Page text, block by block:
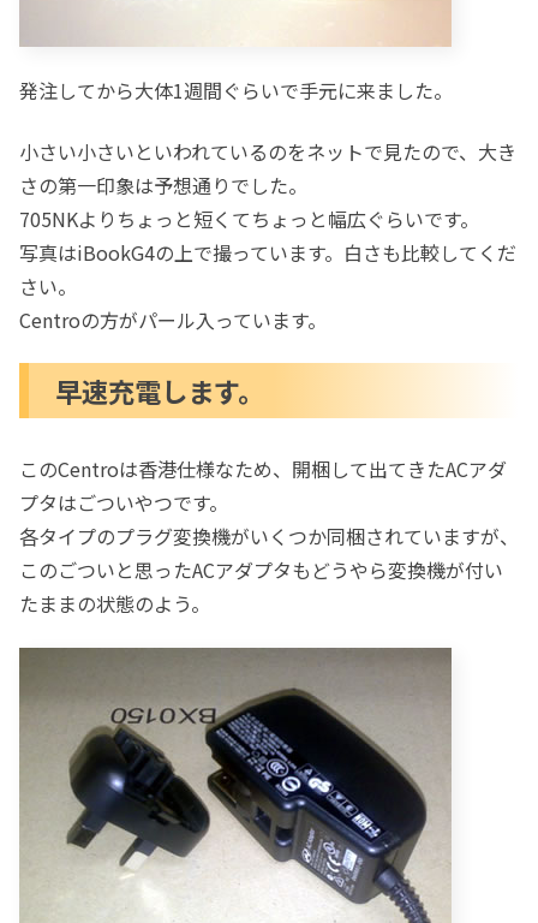
発注してから大体1週間ぐらいで手元に来ました。
小さい小さいといわれているのをネットで見たので、大き
さの第一印象は予想通りでした。
705NKよりちょっと短くてちょっと幅広ぐらいです。
写真はiBookG4の上で撮っています。白さも比較してくだ
さい。
Centroの方がパール入っています。
早速充電します。
このCentroは香港仕様なため、開梱して出てきたACアダ
プタはごついやつです。
各タイプのプラグ変換機がいくつか同梱されていますが、
このごついと思ったACアダプタもどうやら変換機が付い
たままの状態のよう。